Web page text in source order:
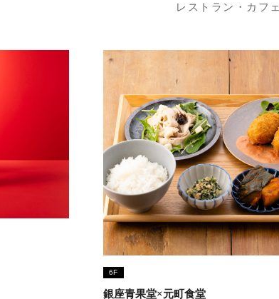
レストラン・カフェ
6F
銀座青果堂×元町食堂